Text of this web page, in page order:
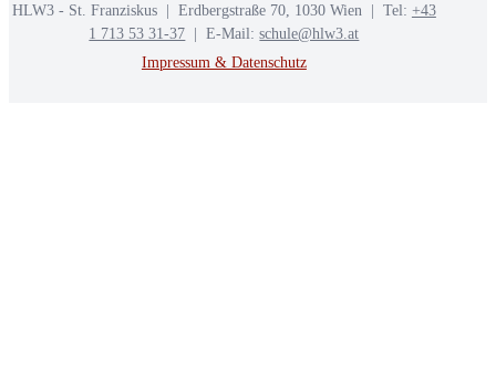
HLW3 - St. Franziskus | Erdbergstraße 70, 1030 Wien | Tel: +43
1 713 53 31-37 | E-Mail:schule@hlw3.at
Impressum & Datenschutz